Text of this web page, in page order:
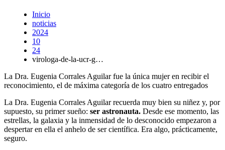
Inicio
noticias
2024
10
24
virologa-de-la-ucr-g…
La Dra. Eugenia Corrales Aguilar fue la única mujer en recibir el
reconocimiento, el de máxima categoría de los cuatro entregados
La Dra. Eugenia Corrales Aguilar recuerda muy bien su niñez y, por
supuesto, su primer sueño: ser astronauta. Desde ese momento, las
estrellas, la galaxia y la inmensidad de lo desconocido empezaron a
despertar en ella el anhelo de ser científica. Era algo, prácticamente,
seguro.